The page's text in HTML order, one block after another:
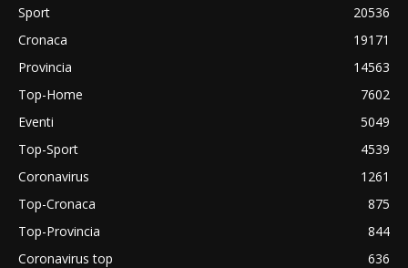
Sport
20536
Cronaca
19171
Provincia
14563
Top-Home
7602
Eventi
5049
Top-Sport
4539
Coronavirus
1261
Top-Cronaca
875
Top-Provincia
844
Coronavirus top
636